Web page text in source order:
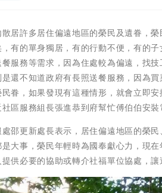
居許多居住偏遠地區的榮民及遺眷，
有的單身獨居，有的行動不便，有的
服務等需求，因為住處較為偏遠，找
還不知道政府有長照送餐服務，因為
眷，如果發現有這種情形，就會立即
區服務組長張進恭到府幫忙傅伯伯安
邵更新處長表示，居住偏遠地區的榮
大事，榮民年輕時為國奉獻心力，現
供必要的協助或轉介社福單位協處，讓